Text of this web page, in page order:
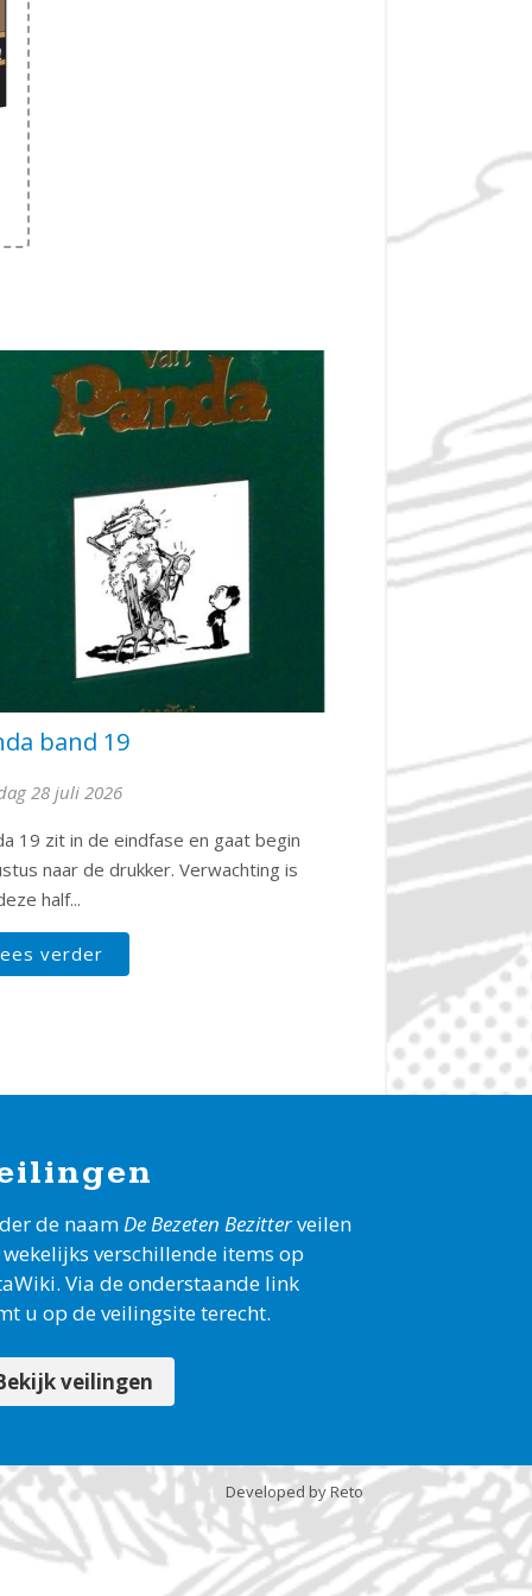
band 19
28 juli 2026
19 zit in de eindfase en gaat begin
naar de drukker. Verwachting is
half...
verder
de naamDe Bezeten Bezitterveilen
verschillende items op
Via de onderstaande link
u op de veilingsite terecht.
veilingen
Developed by Reto